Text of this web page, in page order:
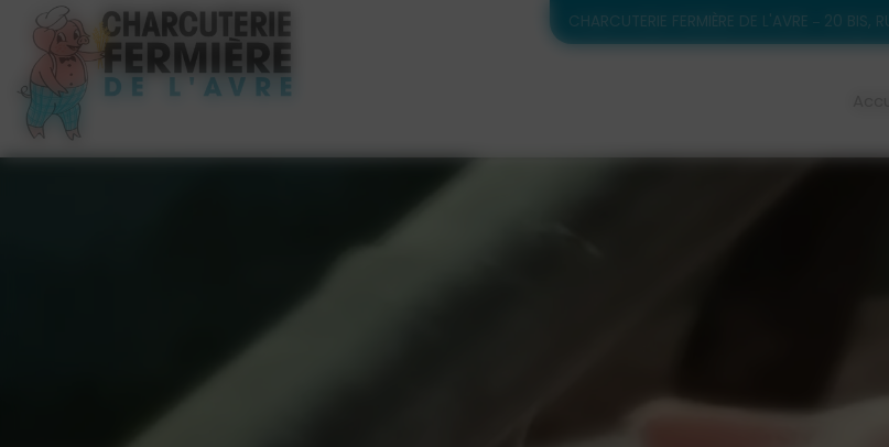
Panneau de gestion des cookies CHARCUTERIE FERMIÈRE DE L'AVRE 20 BIS,